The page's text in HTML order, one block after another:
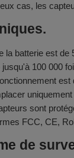
cas, les
la batterie est de
100 000
sont
FCC, CE,
de